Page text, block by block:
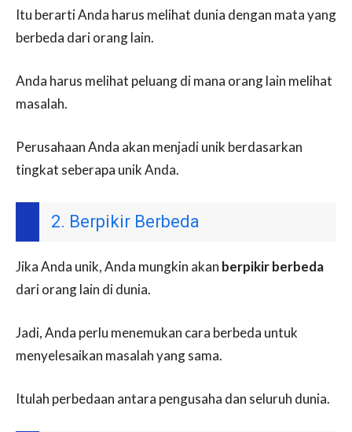
Itu berarti Anda harus melihat dunia dengan mata yang
berbeda dari orang lain.
Anda harus melihat peluang di mana orang lain melihat
masalah.
Perusahaan Anda akan menjadi unik berdasarkan
tingkat seberapa unik Anda.
2. Berpikir Berbeda
Jika Anda unik, Anda mungkin akan berpikir berbeda
dari orang lain di dunia.
Jadi, Anda perlu menemukan cara berbeda untuk
menyelesaikan masalah yang sama.
Itulah perbedaan antara pengusaha dan seluruh dunia.